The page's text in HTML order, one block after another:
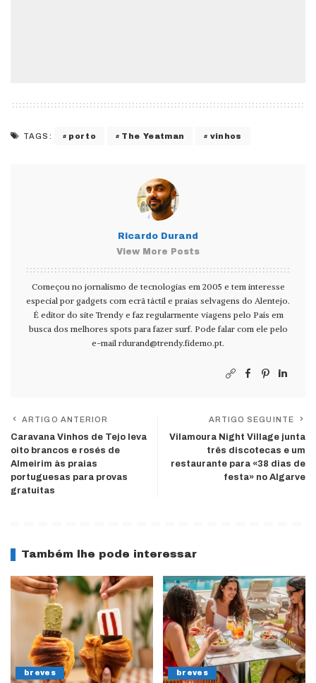
TAGS: porto The Yeatman vinhos
Ricardo Durand
View More Posts
Começou no jornalismo de tecnologias em 2005 e tem interesse
especial por gadgets com ecrã táctil e praias selvagens do Alentejo.
É editor do site Trendy e faz regularmente viagens pelo País em
busca dos melhores spots para fazer surf. Pode falar com ele pelo
e-mail rdurand@trendy.fidemo.pt.
ARTIGO ANTERIOR
Caravana Vinhos de Tejo leva
oito brancos e rosés de
Almeirim às praias
portuguesas para provas
gratuitas
ARTIGO SEGUINTE
Vilamoura Night Village junta
três discotecas e um
restaurante para «38 dias de
festa» no Algarve
Também lhe pode interessar
breves breves